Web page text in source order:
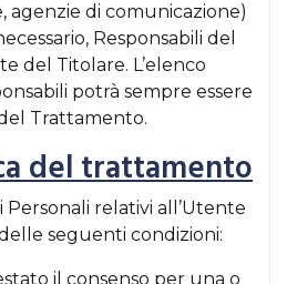
agenzie di comunicazione)
Responsabili del
del Titolare. L’elenco
potrà sempre essere
Trattamento.
del trattamento
relativi all’Utente
seguenti condizioni:
il consenso per una o